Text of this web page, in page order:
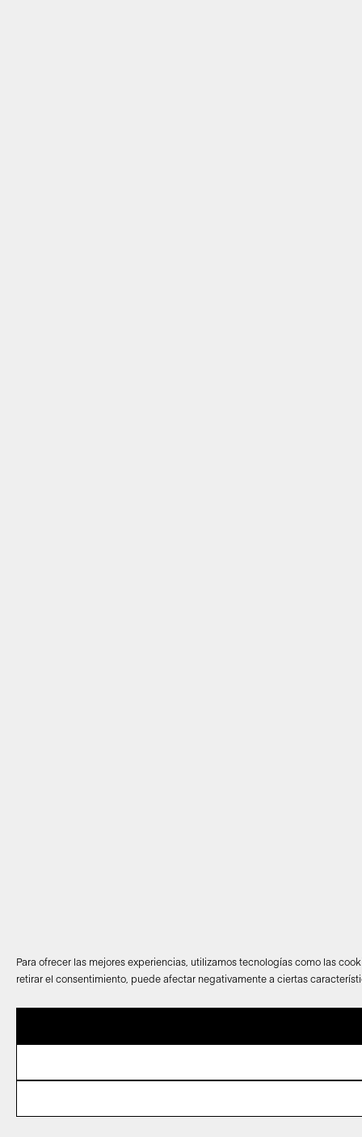
Para ofrecer las mejores experiencias, utilizamos tecnologías como las
retirar el consentimiento, puede afectar negativamente a ciertas